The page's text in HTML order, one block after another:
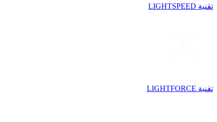
تقنية LIGHTSPEED
تقنية LIGHTFORCE